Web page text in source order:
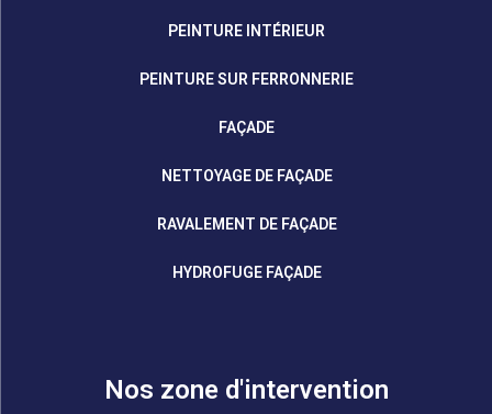
PEINTURE INTÉRIEUR
PEINTURE SUR FERRONNERIE
FAÇADE
NETTOYAGE DE FAÇADE
RAVALEMENT DE FAÇADE
HYDROFUGE FAÇADE
Nos zone d'intervention